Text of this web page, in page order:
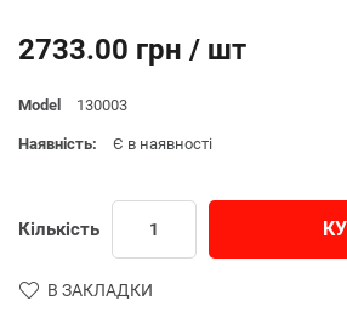
2733.00 грн / шт
Model 130003
Наявність: Є в наявності
Кількість
В ЗАКЛАДКИ